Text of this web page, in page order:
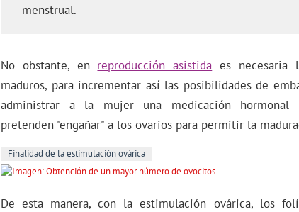
menstrual.
No obstante, en reproducción asistida es necesaria
maduros, para incrementar así las posibilidades de
administrar a la mujer una medicación hormonal
pretenden "engañar" a los ovarios para permitir la
Finalidad de la estimulación ovárica
De esta manera, con la estimulación ovárica, los